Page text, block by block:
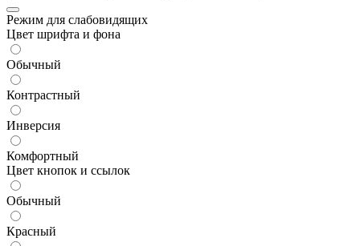
Режим для слабовидящих
Цвет шрифта и фона
Обычный
Контрастный
Инверсия
Комфортный
Цвет кнопок и ссылок
Обычный
Красный